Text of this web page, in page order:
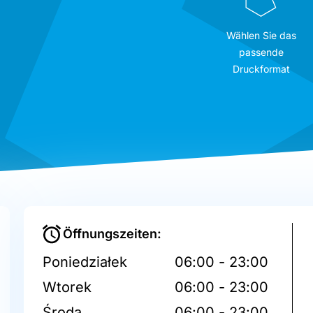
Wählen Sie das
passende
Druckformat
Öffnungszeiten:
Poniedziałek
06:00 - 23:00
Wtorek
06:00 - 23:00